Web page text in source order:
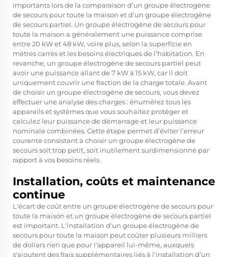
importants lors de la comparaison d’un groupe électrogène
de secours pour toute la maison et d’un groupe électrogène
de secours partiel. Un groupe électrogène de secours pour
toute la maison a généralement une puissance comprise
entre 20 kW et 48 kW, voire plus, selon la superficie en
mètres carrés et les besoins électriques de l’habitation. En
revanche, un groupe électrogène de secours partiel peut
avoir une puissance allant de 7 kW à 15 kW, car il doit
uniquement couvrir une fraction de la charge totale. Avant
de choisir un groupe électrogène de secours, vous devez
effectuer une analyse des charges : énumérez tous les
appareils et systèmes que vous souhaitez protéger et
calculez leur puissance de démarrage et leur puissance
nominale combinées. Cette étape permet d’éviter l’erreur
courante consistant à choisir un groupe électrogène de
secours soit trop petit, soit inutilement surdimensionné par
rapport à vos besoins réels.
Installation, coûts et maintenance
continue
L'écart de coût entre un groupe électrogène de secours pour
toute la maison et un groupe électrogène de secours partiel
est important. L'installation d'un groupe électrogène de
secours pour toute la maison peut coûter plusieurs milliers
de dollars rien que pour l'appareil lui-même, auxquels
s'ajoutent des frais supplémentaires liés à l'installation d’un